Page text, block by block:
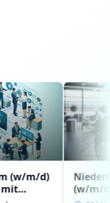
(w/m/d) mit